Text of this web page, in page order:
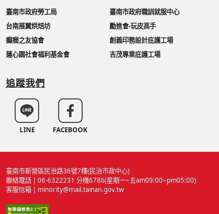
臺南市政府勞工局
臺南市政府職訓就服中心
台南展翼烘焙坊
勵進會-玩皮高手
癲癇之友協會
創義印務設計庇護工場
蓮心園社會福利基金會
吉茂專業庇護工場
追蹤我們
LINE FACEBOOK
臺南市新營區民治路36號7樓(民治市政中心)
聯絡電話 | 06-6322231 分機6786(星期一~五am09:00~pm05:00)
客服信箱 | minority@mail.tainan.gov.tw